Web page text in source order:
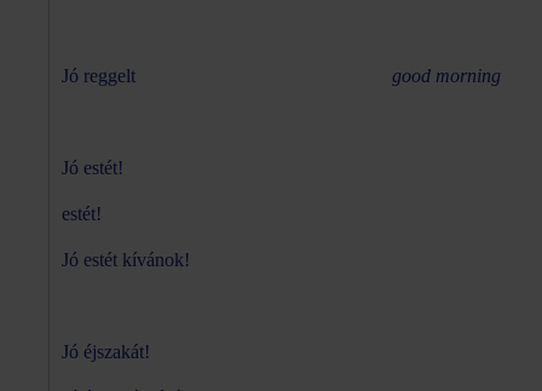
Jó reggelt good morning
Jó estét!
estét!
Jó estét kívánok!
Jó éjszakát!